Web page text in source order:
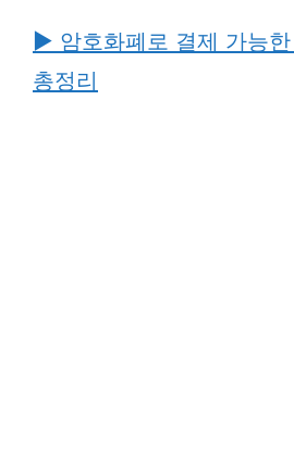
▶ 암호화폐로 결제 가능
총정리